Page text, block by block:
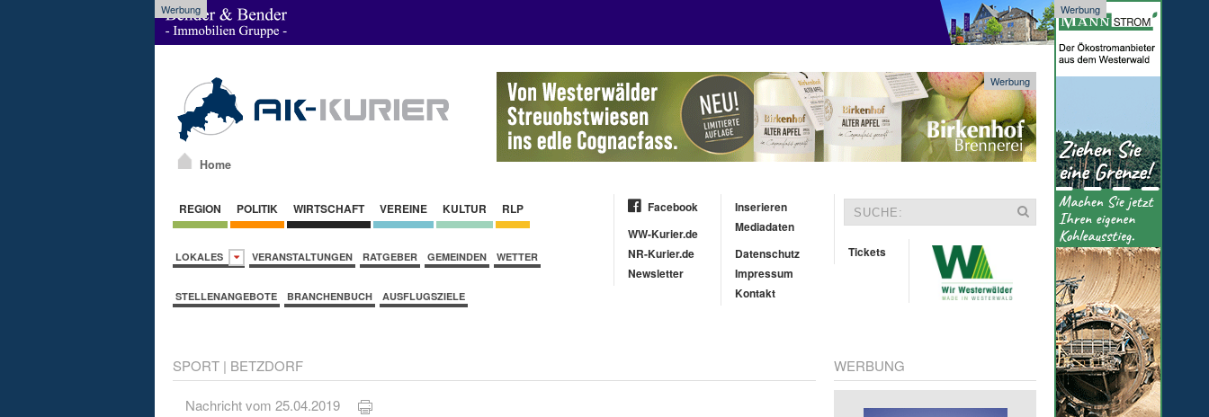
Werbung Werbung
Home
Werbung
REGION POLITIK WIRTSCHAFT VEREINE KULTUR RLP
LOKALES VERANSTALTUNGEN RATGEBER GEMEINDEN WETTER
STELLENANGEBOTE BRANCHENBUCH AUSFLUGSZIELE
Facebook
WW-Kurier.de
NR-Kurier.de
Newsletter
Inserieren
Mediadaten
Datenschutz
Impressum
Kontakt
Tickets
SPORT | BETZDORF
Nachricht vom 25.04.2019
WERBUNG